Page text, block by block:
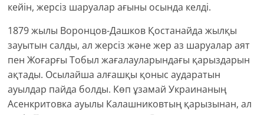
кейін, жерсіз шаруалар ағыны осында келді.
1879 жылы Воронцов-Дашков Қостанайда жылқы
зауытын салды, ал жерсіз және жер аз шаруалар аят
пен Жоғарғы Тобыл жағалауларындағы қарыздарын
ақтады. Осылайша алғашқы қоныс аударатын
ауылдар пайда болды. Көп ұзамай Украинаның
Асенкритовка ауылы Калашниковтың қарызынан, ал